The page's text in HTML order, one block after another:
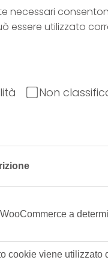
necessari
essere utilizzato
Non
a
cookie viene utilizzato